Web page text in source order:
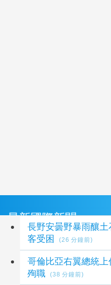
最新國際新聞
長野安曇野暴雨釀
客受困
(26 分鐘前)
哥倫比亞右翼總統
殉職
(38 分鐘前)